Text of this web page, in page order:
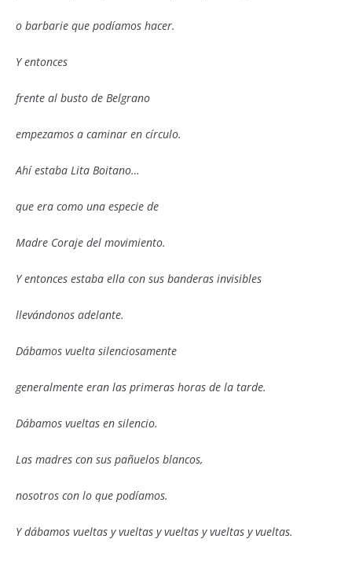
o barbarie que podíamos hacer.
Y entonces
frente al busto de Belgrano
empezamos a caminar en círculo.
Ahí estaba Lita Boitano…
que era como una especie de
Madre Coraje del movimiento.
Y entonces estaba ella con sus banderas invisibles
llevándonos adelante.
Dábamos vuelta silenciosamente
generalmente eran las primeras horas de la tarde.
Dábamos vueltas en silencio.
Las madres con sus pañuelos blancos,
nosotros con lo que podíamos.
Y dábamos vueltas y vueltas y vueltas y vueltas y vueltas.